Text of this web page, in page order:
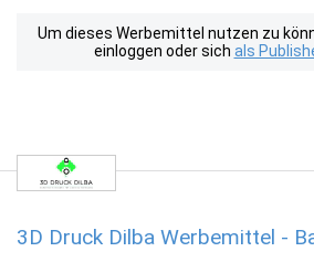
Um dieses Werbemittel nutzen zu
einloggen oder sich als
3D Druck Dilba Werbemittel -